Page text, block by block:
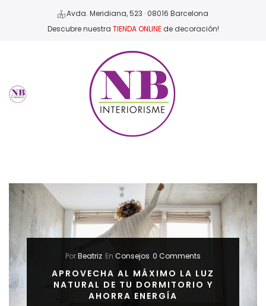
Avda. Meridiana, 523 · 08016 Barcelona
Descubre nuestra TIENDA ONLINEde decoración!
PorBeatriz En Consejos 0 Comments
APROVECHA AL MÁXIMO LA LUZ
NATURAL DE TU DORMITORIO Y
AHORRA ENERGÍA